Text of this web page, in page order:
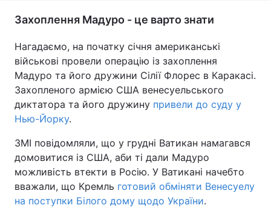
Захоплення Мадуро - це варто знати
Нагадаємо, на початку січня американські
військові провели операцію із захоплення
Мадуро та його дружини Сілії Флорес в Каракасі.
Захопленого армією США венесуельського
диктатора та його дружину привели до суду у
Нью-Йорку.
ЗМІ повідомляли, що у грудні Ватикан намагався
домовитися із США, аби ті дали Мадуро
можливість втекти в Росію. У Ватикані начебто
вважали, що Кремль готовий обміняти Венесуелу
на поступки Білого дому щодо України.